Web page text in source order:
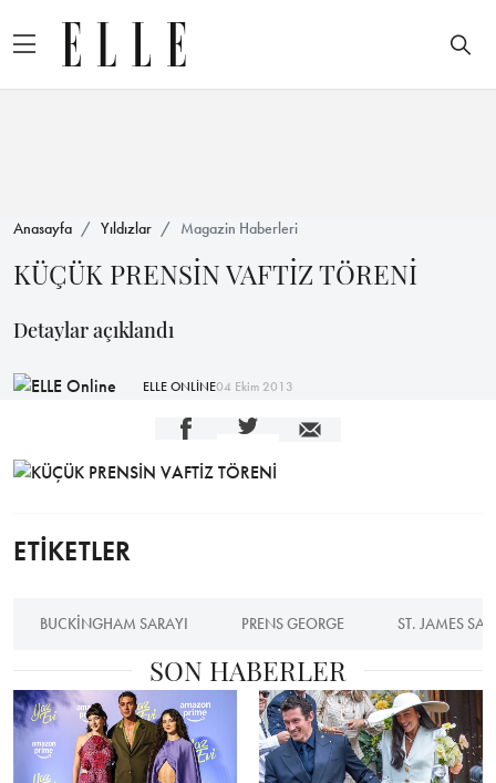
Anasayfa Yıldızlar Magazin Haberleri
KÜÇÜK PRENSİN VAFTİZ TÖRENİ
Detaylar açıklandı
ELLE ONLİNE04 Ekim 2013
ETİKETLER
BUCKINGHAM SARAYI PRENS GEORGE ST. JAMES
SON HABERLER